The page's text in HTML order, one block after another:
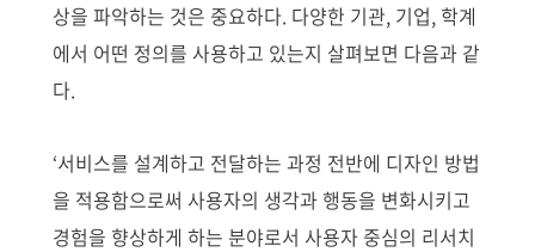
상을 파악하는 것은 중요하다. 다양한 기관, 기업, 학계
에서 어떤 정의를 사용하고 있는지 살펴보면 다음과 같
다.
‘서비스를 설계하고 전달하는 과정 전반에 디자인 방법
을 적용함으로써 사용자의 생각과 행동을 변화시키고
경험을 향상하게 하는 분야로서 사용자 중심의 리서치